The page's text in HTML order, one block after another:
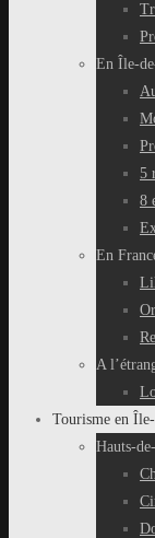
En Île-
5
8
En
A
Tourisme en
Hauts-